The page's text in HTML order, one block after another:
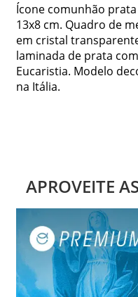
Ícone comunhão
13x8 cm. Quadro de
em cristal
laminada de prata
Eucaristia. Modelo
na Itália.
APROVEITE